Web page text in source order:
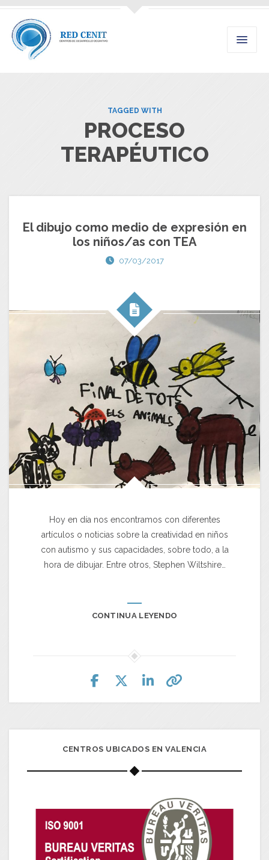
TAGGED WITH
PROCESO
TERAPÉUTICO
El dibujo como medio de expresión en
los niños/as con TEA
07/03/2017
Hoy en día nos encontramos con diferentes
artículos o noticias sobre la creatividad en niños
con autismo y sus capacidades, sobre todo, a la
hora de dibujar. Entre otros, Stephen Wiltshire…
CONTINUA LEYENDO
CENTROS UBICADOS EN VALENCIA